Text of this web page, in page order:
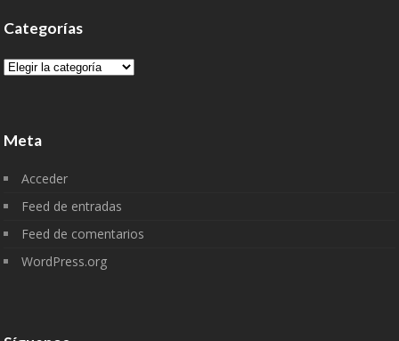
Categorías
Categorías
Meta
Acceder
Feed de entradas
Feed de comentarios
WordPress.org